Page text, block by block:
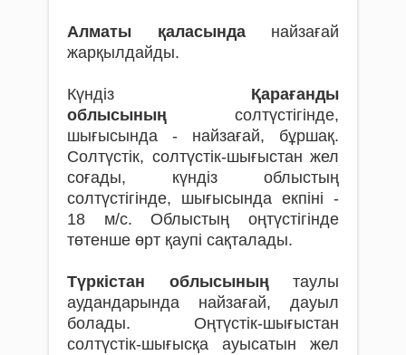
Алматы қаласынданайзағай
жарқылдайды.
Күндіз Қарағанды
облысының солтүстігінде,
шығысында - найзағай, бұршақ.
Солтүстік, солтүстік-шығыстан жел
соғады, күндіз облыстың
солтүстігінде, шығысында екпіні -
18 м/с. Облыстың оңтүстігінде
төтенше өрт қаупі сақталады.
Түркістан облысыныңтаулы
аудандарында найзағай, дауыл
болады. Оңтүстік-шығыстан
солтүстік-шығысқа ауысатын жел